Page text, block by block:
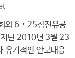
와 6‧25참전유공
지난 2010년 3월 23
유기적인 안보대응